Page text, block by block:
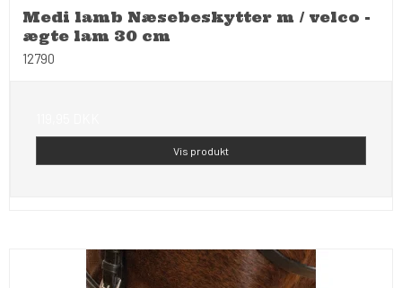
Medi lamb Næsebeskytter m / velco -
ægte lam 30 cm
12790
Vis produkt